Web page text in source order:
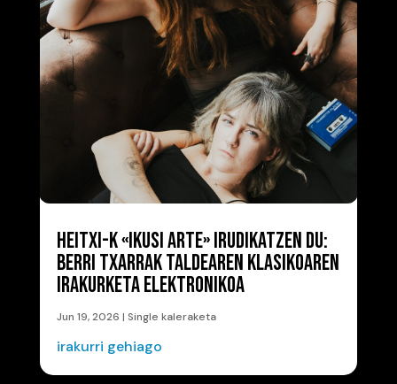
HEITXI-K «IKUSI ARTE» IRUDIKATZEN DU:
BERRI TXARRAK TALDEAREN KLASIKOAREN
IRAKURKETA ELEKTRONIKOA
Jun 19, 2026 | Single kaleraketa
irakurri gehiago